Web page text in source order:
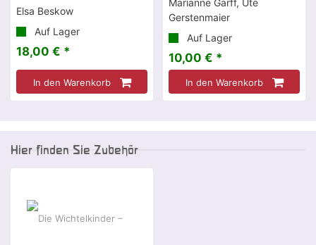
Elsa Beskow
Auf Lager
18,00 € *
In den Warenkorb
Gerstenmaier
Auf Lager
10,00 € *
In den Warenkorb
Hier finden Sie Zubehör